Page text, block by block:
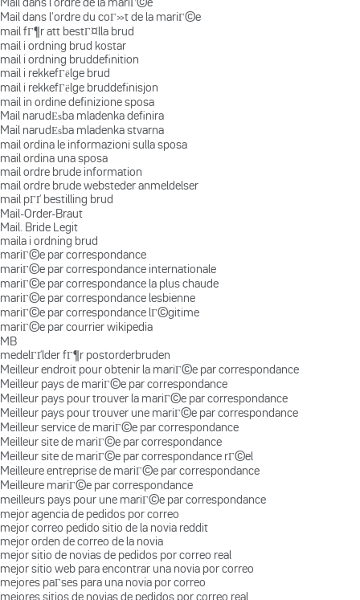
Mail dans l'ordre du coГ»t de la mariГ©e
mail fГ¶r att bestГ¤lla brud
mail i ordning brud kostar
mail i ordning bruddefinition
mail i rekkefГёlge brud
mail i rekkefГёlge bruddefinisjon
mail in ordine definizione sposa
Mail narudЕѕba mladenka definira
Mail narudЕѕba mladenka stvarna
mail ordina le informazioni sulla sposa
mail ordina una sposa
mail ordre brude information
mail ordre brude websteder anmeldelser
mail pГҐ bestilling brud
Mail-Order-Braut
Mail. Bride Legit
maila i ordning brud
mariГ©e par correspondance
mariГ©e par correspondance internationale
mariГ©e par correspondance la plus chaude
mariГ©e par correspondance lesbienne
mariГ©e par correspondance lГ©gitime
mariГ©e par courrier wikipedia
MB
medelГҐlder fГ¶r postorderbruden
Meilleur endroit pour obtenir la mariГ©e par correspondance
Meilleur pays de mariГ©e par correspondance
Meilleur pays pour trouver la mariГ©e par correspondance
Meilleur pays pour trouver une mariГ©e par correspondance
Meilleur service de mariГ©e par correspondance
Meilleur site de mariГ©e par correspondance
Meilleur site de mariГ©e par correspondance rГ©el
Meilleure entreprise de mariГ©e par correspondance
Meilleure mariГ©e par correspondance
meilleurs pays pour une mariГ©e par correspondance
mejor agencia de pedidos por correo
mejor correo pedido sitio de la novia reddit
mejor orden de correo de la novia
mejor sitio de novias de pedidos por correo real
mejor sitio web para encontrar una novia por correo
mejores paГ­ses para una novia por correo
mejores sitios de novias de pedidos por correo real